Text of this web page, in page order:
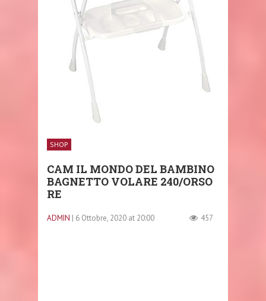
SHOP
CAM IL MONDO DEL BAMBINO
BAGNETTO VOLARE 240/ORSO
RE
ADMIN | 6 Ottobre, 2020 at 20:00 457